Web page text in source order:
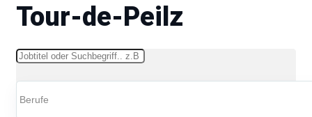
Tour-de-Peilz
Schlüsselwörter